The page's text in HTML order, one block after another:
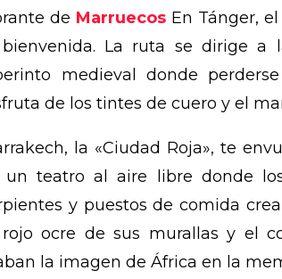
de Marruecos En Tánger,
bienvenida. La ruta se dirige a
medieval donde
de los tintes de cuero y el
la «Ciudad Roja», te
un teatro al aire libre donde
y puestos de comida
ocre de sus murallas y el
la imagen de África en la